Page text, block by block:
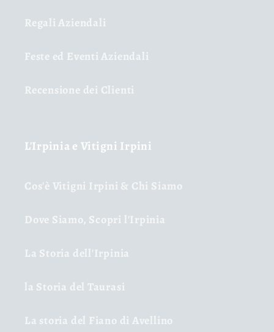
Regali Aziendali
Feste ed Eventi Aziendali
Recensione dei Clienti
L'Irpinia e Vitigni Irpini
Cos'è Vitigni Irpini & Chi Siamo
Dove Siamo, Scopri l'Irpinia
La Storia dell'Irpinia
la Storia del Taurasi
La storia del Fiano di Avellino